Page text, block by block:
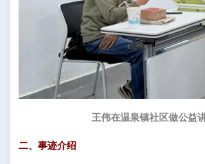
王伟在温泉镇社区做公益
二、事迹介绍